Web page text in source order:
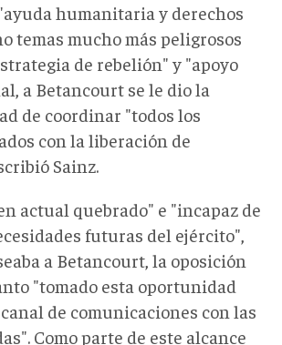
humanitaria y derechos
temas mucho más peligrosos
de rebelión" y "apoyo
a Betancourt se le dio la
de coordinar "todos los
con la liberación de
Sainz.
actual quebrado" e "incapaz de
futuras del ejército",
a Betancourt, la oposición
"tomado esta oportunidad
de comunicaciones con las
Como parte de este alcance